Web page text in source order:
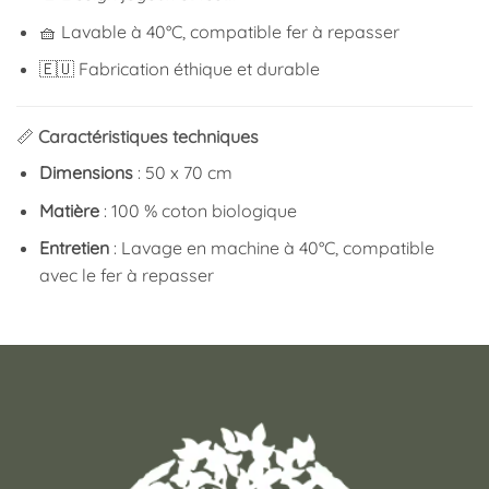
🧺 Lavable à 40°C, compatible fer à repasser
🇪🇺 Fabrication éthique et durable
📏 Caractéristiques techniques
Dimensions: 50 x 70 cm
Matière: 100 % coton biologique
Entretien: Lavage en machine à 40°C, compatible
avec le fer à repasser